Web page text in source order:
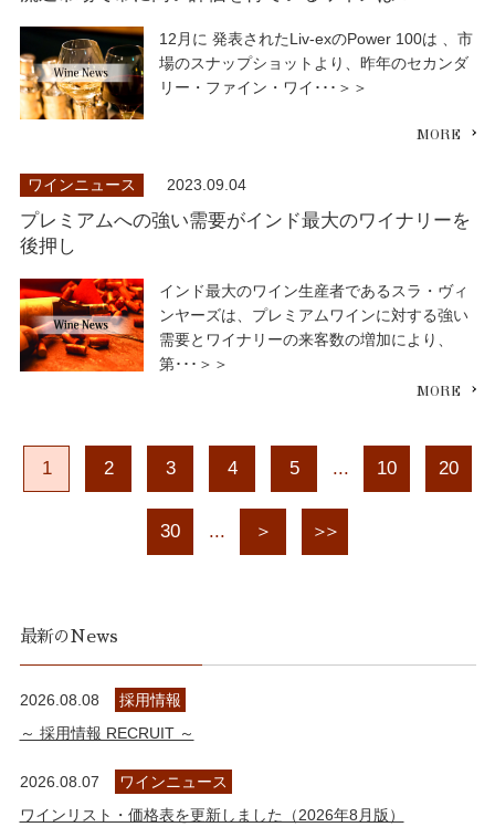
12月に 発表されたLiv-exのPower 100は 、市
場のスナップショットより、昨年のセカンダ
リー・ファイン・ワイ･･･＞＞
ワインニュース 2023.09.04
プレミアムへの強い需要がインド最大のワイナリーを
後押し
インド最大のワイン生産者であるスラ・ヴィ
ンヤーズは、プレミアムワインに対する強い
需要とワイナリーの来客数の増加により、
第･･･＞＞
1 2 3 4 5 ... 10 20
30 ... ＞ ＞＞
最新のNews
2026.08.08
採用情報
～ 採用情報 RECRUIT ～
2026.08.07
ワインニュース
ワインリスト・価格表を更新しました（2026年8月版）